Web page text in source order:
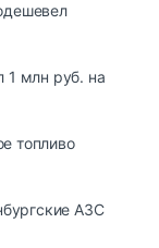
1 млн руб. на
топливо
АЗС